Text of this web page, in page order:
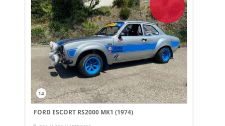
14
FORD ESCORT RS2000 MK1 (1974)